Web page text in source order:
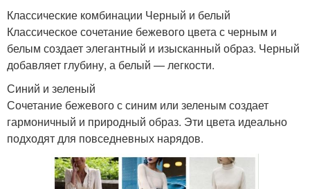
Классические комбинации Черный и белый
Классическое сочетание бежевого цвета с черным и
белым создает элегантный и изысканный образ. Черный
добавляет глубину, а белый — легкости.
Синий и зеленый
Сочетание бежевого с синим или зеленым создает
гармоничный и природный образ. Эти цвета идеально
подходят для повседневных нарядов.